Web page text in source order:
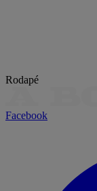
Rodapé
Facebook